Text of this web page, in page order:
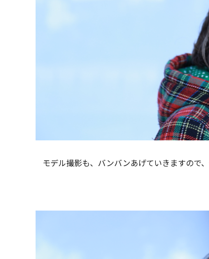
モデル撮影も、バンバンあげていきますので